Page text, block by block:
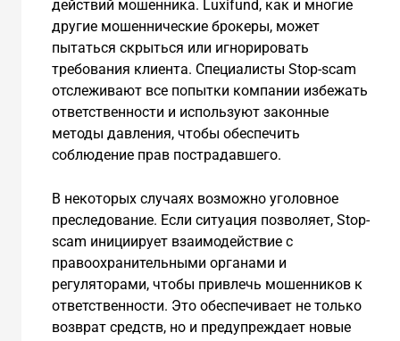
действий мошенника. Luxifund, как и многие
другие мошеннические брокеры, может
пытаться скрыться или игнорировать
требования клиента. Специалисты Stop-scam
отслеживают все попытки компании избежать
ответственности и используют законные
методы давления, чтобы обеспечить
соблюдение прав пострадавшего.
В некоторых случаях возможно уголовное
преследование. Если ситуация позволяет, Stop-
scam инициирует взаимодействие с
правоохранительными органами и
регуляторами, чтобы привлечь мошенников к
ответственности. Это обеспечивает не только
возврат средств, но и предупреждает новые